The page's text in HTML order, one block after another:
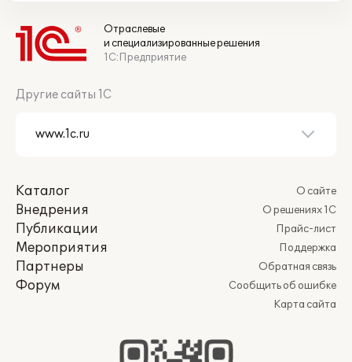
Отраслевые
и специализированные решения
1С:Предприятие
Другие сайты 1С
Каталог
Внедрения
Публикации
Мероприятия
Партнеры
Форум
О сайте
О решениях 1С
Прайс-лист
Поддержка
Обратная связь
Сообщить об ошибке
Карта сайта